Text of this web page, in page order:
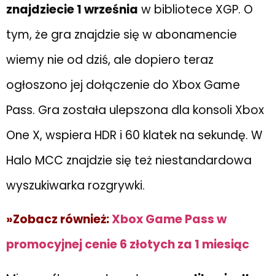
znajdziecie 1 września w bibliotece XGP. O
tym, że gra znajdzie się w abonamencie
wiemy nie od dziś, ale dopiero teraz
ogłoszono jej dołączenie do Xbox Game
Pass. Gra została ulepszona dla konsoli Xbox
One X, wspiera HDR i 60 klatek na sekundę. W
Halo MCC znajdzie się też niestandardowa
wyszukiwarka rozgrywki.
»Zobacz również:Xbox Game Pass w
promocyjnej cenie 6 złotych za 1 miesiąc